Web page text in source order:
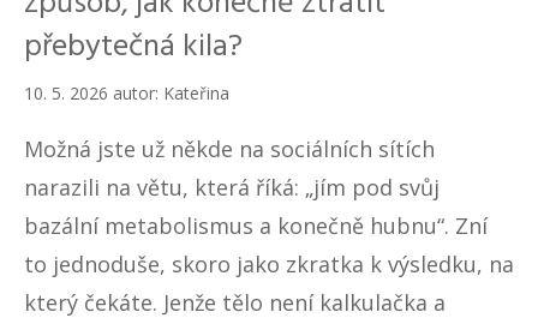
přebytečná kila?
10. 5. 2026 autor: Kateřina
Možná jste už někde na sociálních sítích
narazili na větu, která říká: „jím pod svůj
bazální metabolismus a konečně hubnu“. Zní
to jednoduše, skoro jako zkratka k výsledku, na
který čekáte. Jenže tělo není kalkulačka a